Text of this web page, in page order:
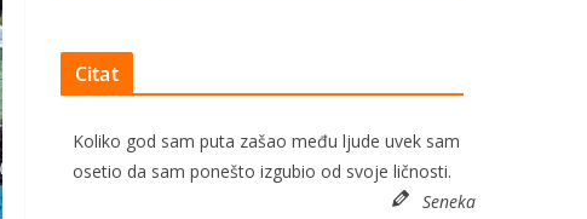
Citat
Koliko god sam puta zašao među ljude uvek sam
osetio da sam ponešto izgubio od svoje ličnosti.
Seneka